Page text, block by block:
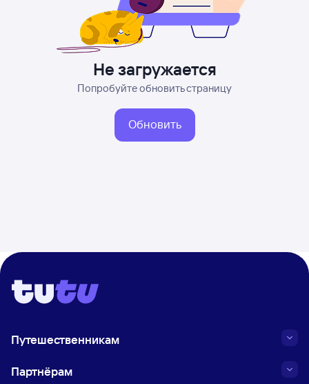
Не загружается
Попробуйте обновить страницу
Обновить
Путешественникам
Партнёрам